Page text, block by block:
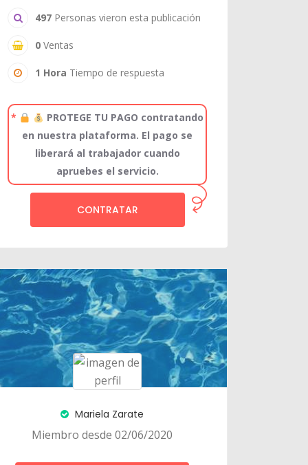
497 Personas vieron esta publicación
0 Ventas
1 Hora Tiempo de respuesta
*
PROTEGE TU PAGO contratando
en nuestra plataforma. El pago se
liberará al trabajador cuando
apruebes el servicio.
CONTRATAR
Mariela Zarate
Miembro desde 02/06/2020